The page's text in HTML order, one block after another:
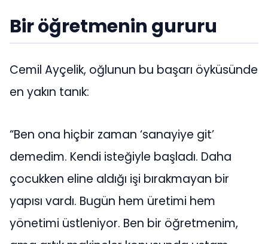
Bir öğretmenin gururu
Cemil Ayçelik, oğlunun bu başarı öyküsünde
en yakın tanık:
“Ben ona hiçbir zaman ‘sanayiye git’
demedim. Kendi isteğiyle başladı. Daha
çocukken eline aldığı işi bırakmayan bir
yapısı vardı. Bugün hem üretimi hem
yönetimi üstleniyor. Ben bir öğretmenim,